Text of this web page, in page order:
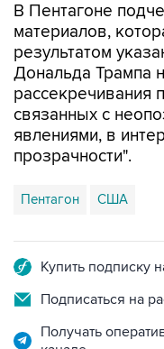
В Пентагоне
материалов,
результатом
Дональда Трампа
рассекречивания
связанных с
явлениями, в
прозрачности".
Пентагон США
Купить подписку
Подписаться на
Получать